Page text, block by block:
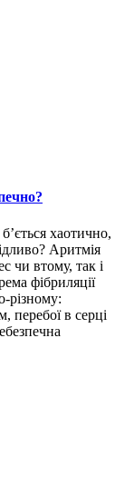
хаотично,
Аритмія
чи втому, так і
фібриляції
різному:
перебої в серці